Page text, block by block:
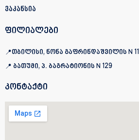
ვაკანსია
ფილიალები
📍თბილისი, ნონა გაფრინდაშვილის N 11
📍 ბათუმი, პ. ბაგრატიონის N 129
კონტაქტი